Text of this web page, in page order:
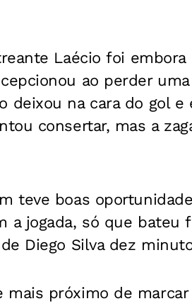
Laécio foi embora
ao perder
deixou na cara do gol
consertar, mas a
teve boas
a jogada, só que bateu
Diego Silva dez
mais próximo de